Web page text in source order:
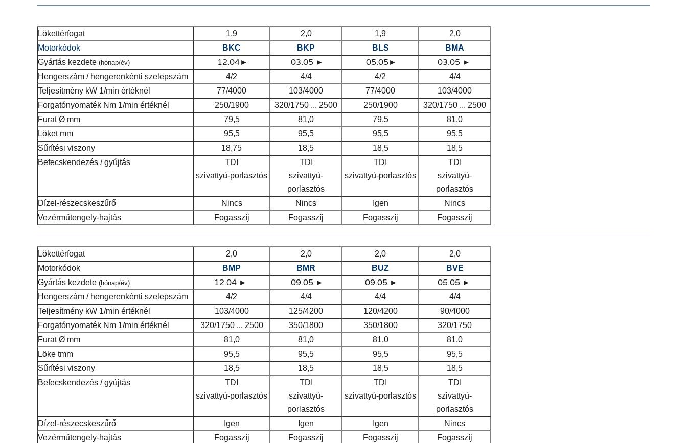
Lökettérfogat 1,9 2,0 1,9
2,0
Motorkódok
BKC BKP BLS
BMA
Gyártás kezdete (hónap/év) 12.04► 03.05 ► 05.05► 03.05 ►
Hengerszám / hengerenkénti szelepszám 4/2 4/4 4/2
4/4
Teljesítmény kW 1/min értéknél 77/4000 103/4000 77/4000
103/4000
Forgatónyomaték Nm 1/min értéknél 250/1900 320/1750 ... 2500 250/1900
320/1750 ... 2500
FuratØ mm 79,5 81,0 79,5
81,0
Löket mm 95,5 95,5 95,5
95,5
Sűrítési viszony
18,75 18,5 18,5
18,5
Befecskendezés / gyújtás
TDI
szivattyú-porlasztós
TDI
szivattyú-
porlasztós
TDI
szivattyú-porlasztós
TDI
szivattyú-
porlasztós
Dízel-részecskeszűrő
Nincs Nincs Igen
Nincs
Vezérműtengely-hajtás
Fogasszíj Fogasszíj Fogasszíj Fogasszíj
Lökettérfogat 2,0 2,0 2,0
2,0
Motorkódok
BMP BMR BUZ
BVE
Gyártás kezdete (hónap/év) 12.04 ► 09.05 ► 09.05 ► 05.05 ►
Hengerszám / hengerenkénti szelepszám 4/2 4/4 4/4
4/4
Teljesítmény kW 1/min értéknél 103/4000 125/4200 120/4200
90/4000
Forgatónyomaték Nm 1/min értéknél 320/1750 ... 2500 350/1800 350/1800
320/1750
FuratØ mm 81,0 81,0 81,0
81,0
Löke tmm 95,5 95,5 95,5
95,5
Sűrítési viszony
18,5 18,5 18,5
18,5
Befecskendezés / gyújtás
TDI
szivattyú-porlasztós
TDI
szivattyú-
porlasztós
TDI
szivattyú-porlasztós
TDI
szivattyú-
porlasztós
Dízel-részecskeszűrő
Igen Igen Igen
Nincs
Vezérműtengely-hajtás
Fogasszíj Fogasszíj Fogasszíj Fogasszíj